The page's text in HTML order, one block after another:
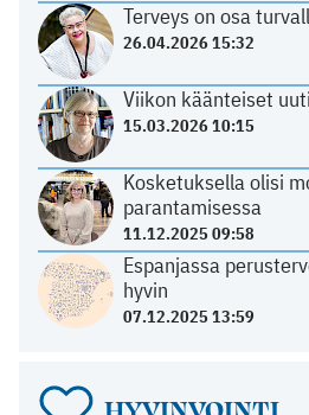
Terveys on osa
26.04.2026 15:32
Viikon käänteiset
15.03.2026 10:15
Kosketuksella olisi
parantamisessa
11.12.2025 09:58
Espanjassa
hyvin
07.12.2025 13:59